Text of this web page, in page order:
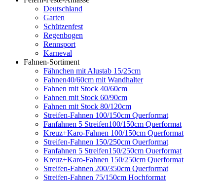
Deutschland
Garten
Schützenfest
Regenbogen
Rennsport
Karneval
Fahnen-Sortiment
Fähnchen mit Alustab 15/25cm
Fahnen40/60cm mit Wandhalter
Fahnen mit Stock 40/60cm
Fahnen mit Stock 60/90cm
Fahnen mit Stock 80/120cm
Streifen-Fahnen 100/150cm Querformat
Fanfahnen 5 Streifen100/150cm Querformat
Kreuz+Karo-Fahnen 100/150cm Querformat
Streifen-Fahnen 150/250cm Ouerformat
Fanfahnen 5 Streifen150/250cm Ouerformat
Kreuz+Karo-Fahnen 150/250cm Querformat
Streifen-Fahnen 200/350cm Querformat
Streifen-Fahnen 75/150cm Hochformat